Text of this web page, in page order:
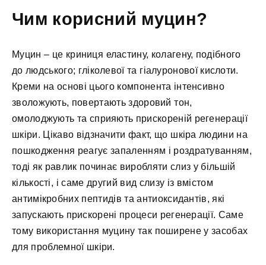
Чим корисний муцин?
Муцин – це криниця еластину, колагену, подібного
до людського; гліколевої та гіалуронової кислоти.
Креми на основі цього компонента інтенсивно
зволожують, повертають здоровий тон,
омолоджують та сприяють прискореній регенерації
шкіри. Цікаво відзначити факт, що шкіра людини на
пошкодження реагує запаленням і роздратуванням,
тоді як равлик починає виробляти слиз у більшій
кількості, і саме другий вид слизу із вмістом
антимікробних пептидів та антиоксидантів, які
запускають прискорені процеси регенерації. Саме
тому використання муцину так поширене у засобах
для проблемної шкіри.